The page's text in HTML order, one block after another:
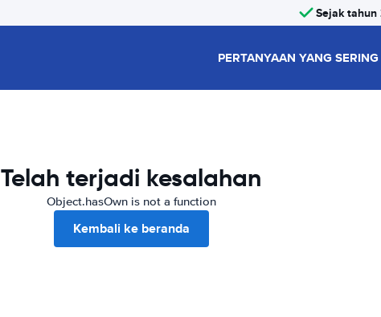
Sejak
PERTANYAAN YANG
Telah terjadi kesalahan
Object.hasOwn is not a function
Kembali ke beranda